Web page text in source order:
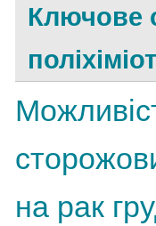
Ключове
на рак